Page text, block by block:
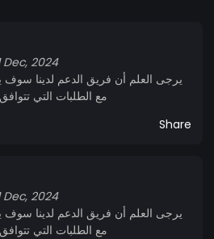
Dec, 2024
يرجى العلم أن فريق الدعم لدينا سوف
مع الطلبات التي تتوافق
Share
Dec, 2024
يرجى العلم أن فريق الدعم لدينا سوف
مع الطلبات التي تتوافق